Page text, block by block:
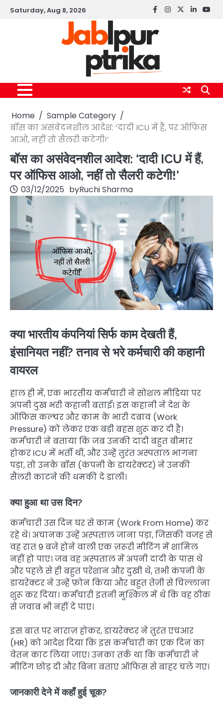
SkipSaturday, Aug 8, 2026 Facebook
instagram
twitterlinkedin
Home
Sample Category
बॉस का असंवेदनशील आदेश: ‘दादी ICU में हैं, पर ऑफिस
आओ, नहीं तो सैलरी कटेगी!’
बॉस का असंवेदनशील आदेश: ‘दादी ICU में हैं,
पर ऑफिस आओ, नहीं तो सैलरी कटेगी!’
03/12/2025 byRuchi Sharma
क्या भारतीय कंपनियां सिर्फ काम देखती हैं,
इंसानियत नहीं? तनाव से भरे कर्मचारी की कहानी
वायरल
हाल ही में, एक भारतीय कर्मचारी ने सोशल मीडिया पर
अपनी दुख भरी कहानी बताई। इस कहानी ने देश के
ऑफिस कल्चर और काम के भारी दबाव (Work
Pressure) को लेकर एक बड़ी बहस शुरू कर दी है।
कर्मचारी ने बताया कि जब उनकी दादी बहुत बीमार
होकर ICU में भर्ती थीं, और उन्हें तुरंत अस्पताल भागना
पड़ा, तो उनके बॉस (कंपनी के डायरेक्टर) ने उनकी
सैलरी काटने की धमकी दे डाली।
क्या हुआ था उस दिन?
कर्मचारी उस दिन घर से काम (Work From Home) कर
रहे थे। अचानक उन्हें अस्पताल जाना पड़ा, जिसकी वजह से
वह रात 9 बजे होने वाली एक ज़रूरी मीटिंग में शामिल
नहीं हो पाए। जब वह अस्पताल में अपनी दादी के पास थे
और पहले से ही बहुत परेशान और दुखी थे, तभी कंपनी के
डायरेक्टर ने उन्हें फ़ोन किया और बहुत तेज़ी से चिल्लाना
शुरू कर दिया। कर्मचारी इतनी मुश्किल में थे कि वह ठीक
से जवाब भी नहीं दे पाए।
इस बात पर नाराज़ होकर, डायरेक्टर ने तुरंत एचआर
(HR) को आदेश दिया कि इस कर्मचारी का एक दिन का
वेतन काट लिया जाए। उनका तर्क था कि कर्मचारी ने
मीटिंग छोड़ दी और बिना बताए ऑफिस से बाहर चले गए।
जानकारी देने में कहाँ हुई चूक?